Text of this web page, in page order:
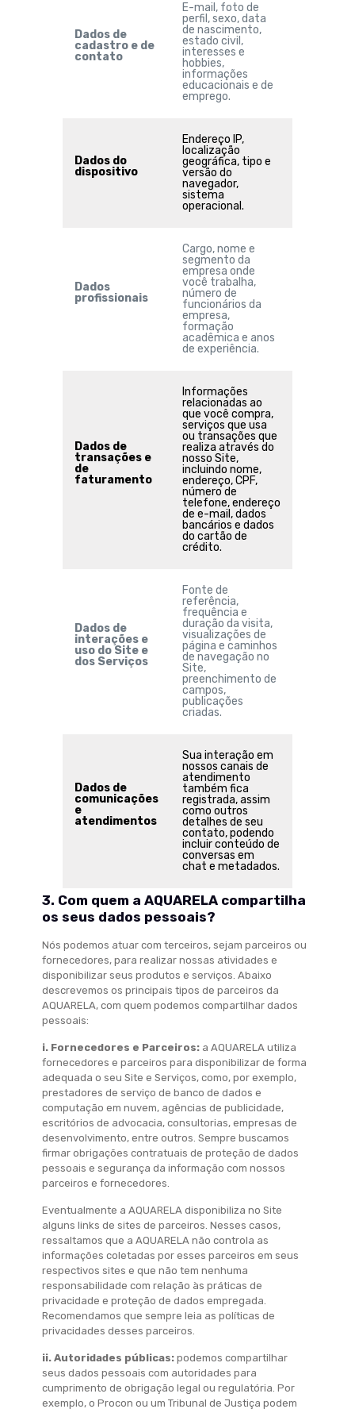
Dados de
cadastro e de
contato
E-mail, foto de
perfil, sexo, data
de nascimento,
estado civil,
interesses e
hobbies,
informações
educacionais e de
emprego.
Dados do
dispositivo
Endereço IP,
localização
geográfica, tipo e
versão do
navegador,
sistema
operacional.
Dados
profissionais
Cargo, nome e
segmento da
empresa onde
você trabalha,
número de
funcionários da
empresa,
formação
acadêmica e anos
de experiência.
Dados de
transações e
de
faturamento
Informações
relacionadas ao
que você compra,
serviços que usa
ou transações que
realiza através do
nosso Site,
incluindo nome,
endereço, CPF,
número de
telefone, endereço
de e-mail, dados
bancários e dados
do cartão de
crédito.
Dados de
interações e
uso do Site e
dos Serviços
Fonte de
referência,
frequência e
duração da visita,
visualizações de
página e caminhos
de navegação no
Site,
preenchimento de
campos,
publicações
criadas.
Dados de
comunicações
e
atendimentos
Sua interação em
nossos canais de
atendimento
também fica
registrada, assim
como outros
detalhes de seu
contato, podendo
incluir conteúdo de
conversas em
chat e metadados.
3. Com quem a AQUARELA compartilha
os seus dados pessoais?
Nós podemos atuar com terceiros, sejam parceiros ou
fornecedores, para realizar nossas atividades e
disponibilizar seus produtos e serviços. Abaixo
descrevemos os principais tipos de parceiros da
AQUARELA, com quem podemos compartilhar dados
pessoais:
i. Fornecedores e Parceiros: a AQUARELA utiliza
fornecedores e parceiros para disponibilizar de forma
adequada o seu Site e Serviços, como, por exemplo,
prestadores de serviço de banco de dados e
computação em nuvem, agências de publicidade,
escritórios de advocacia, consultorias, empresas de
desenvolvimento, entre outros. Sempre buscamos
firmar obrigações contratuais de proteção de dados
pessoais e segurança da informação com nossos
parceiros e fornecedores.
Eventualmente a AQUARELA disponibiliza no Site
alguns links de sites de parceiros. Nesses casos,
ressaltamos que a AQUARELA não controla as
informações coletadas por esses parceiros em seus
respectivos sites e que não tem nenhuma
responsabilidade com relação às práticas de
privacidade e proteção de dados empregada.
Recomendamos que sempre leia as políticas de
privacidades desses parceiros.
ii. Autoridades públicas: podemos compartilhar
seus dados pessoais com autoridades para
cumprimento de obrigação legal ou regulatória. Por
exemplo, o Procon ou um Tribunal de Justiça podem